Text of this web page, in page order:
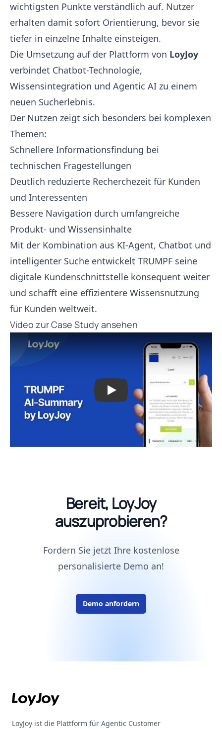
wichtigsten Punkte verständlich auf. Nutzer
erhalten damit sofort Orientierung, bevor sie
tiefer in einzelne Inhalte einsteigen.
Die Umsetzung auf der Plattform von LoyJoy
verbindet Chatbot-Technologie,
Wissensintegration und Agentic AI zu einem
neuen Sucherlebnis.
Der Nutzen zeigt sich besonders bei komplexen
Themen:
Schnellere Informationsfindung bei
technischen Fragestellungen
Deutlich reduzierte Recherchezeit für Kunden
und Interessenten
Bessere Navigation durch umfangreiche
Produkt- und Wissensinhalte
Mit der Kombination aus KI-Agent, Chatbot und
intelligenter Suche entwickelt TRUMPF seine
digitale Kundenschnittstelle konsequent weiter
und schafft eine effizientere Wissensnutzung
für Kunden weltweit.
Video zur Case Study ansehen
Play
Bereit, LoyJoy
auszuprobieren?
Fordern Sie jetzt Ihre kostenlose
personalisierte Demo an!
Demo anfordern
LoyJoy ist die Plattform für Agentic Customer